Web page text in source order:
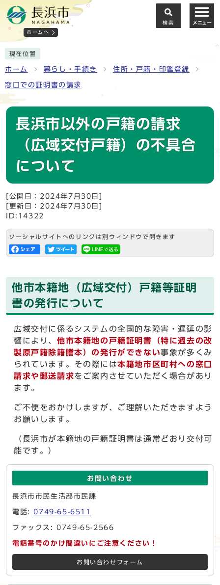
ホームへ
検索 メニュー
現在位置
ホーム 暮らし・手続き 住所・戸籍・印鑑登録
窓口での証明書の請求
長浜市以外の戸籍の請求
（広域交付戸籍）の不具合
について
[公開日：2024年7月30日]
[更新日：2024年7月30日]
ID:14322
ソーシャルサイトへのリンクは別ウィンドウで開きます
他市本籍地（広域交付）戸籍等証明
書の発行について
広域交付に係るシステムの全国的な障害・遅延の影
響により、 他市本籍地の戸籍証明書（特に過去の改
製原戸籍除籍謄本）の発行ができない事象が多くみ
られています。その際には本籍地市区町村への窓口
請求や郵送請求をご案内させていただく場合があり
ます。
ご不便をおかけしますが、ご理解いただきますよう
お願いします。
（長浜市が本籍地の戸籍証明書は通常どおり交付可
能です。）
お問い合わせ
長浜市市民生活部市民課
電話:0749-65-6511
ファックス: 0749-65-2566
電話番号のかけ間違いにご注意ください！
お問い合わせフォーム